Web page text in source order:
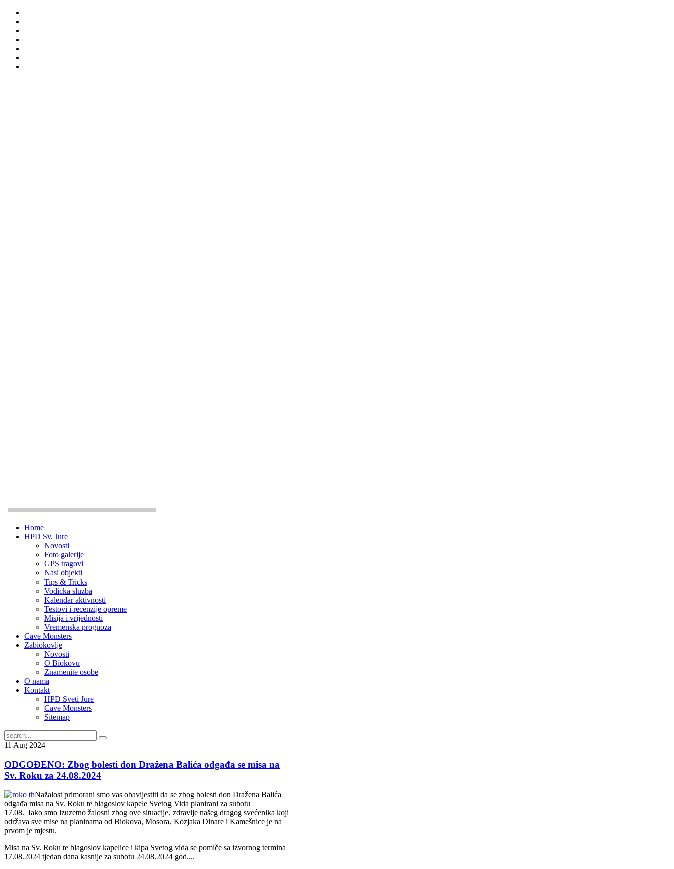
Home
HPD Sv. Jure
Novosti
Foto galerije
GPS tragovi
Nasi objekti
Tips & Tricks
Vodicka sluzba
Kalendar aktivnosti
Testovi i recenzije opreme
Misija i vrijednosti
Vremenska prognoza
Cave Monsters
Zabiokovlje
Novosti
O Biokovu
Znamenite osobe
O nama
Kontakt
HPD Sveti Jure
Cave Monsters
Sitemap
11 Aug 2024
ODGOĐENO: Zbog bolesti don Dražena Balića odgađa se misa na
Sv. Roku za 24.08.2024
Nažalost primorani smo vas obavijestiti da se zbog bolesti don Dražena Balića
odgađa misa na Sv. Roku te blagoslov kapele Svetog Vida planirani za subotu
17.08. Iako smo izuzetno žalosni zbog ove situacije, zdravlje našeg dragog svećenika koji
održava sve mise na planinama od Biokova, Mosora, Kozjaka Dinare i Kamešnice je na
prvom je mjestu.
Misa na Sv. Roku te blagoslov kapelice i kipa Svetog vida se pomiče sa izvornog termina
17.08.2024 tjedan dana kasnije za subotu 24.08.2024 god....